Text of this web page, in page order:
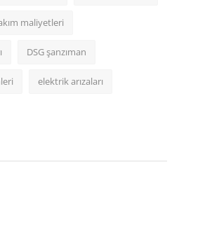
maliyetleri
DSG şanzıman
elektrik arızaları